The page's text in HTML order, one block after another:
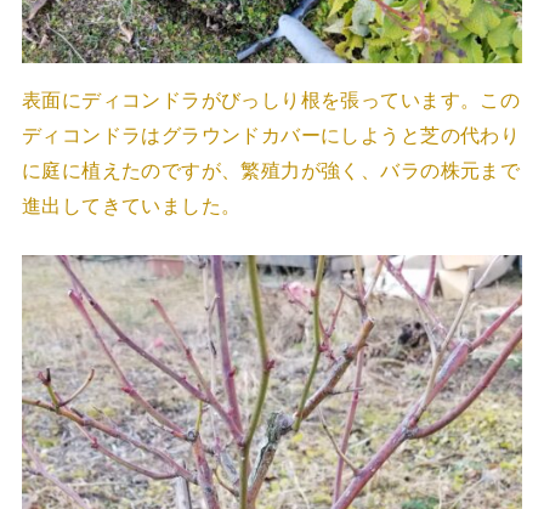
表面にディコンドラがびっしり根を張っています。この
ディコンドラはグラウンドカバーにしようと芝の代わり
に庭に植えたのですが、繁殖力が強く、バラの株元まで
進出してきていました。